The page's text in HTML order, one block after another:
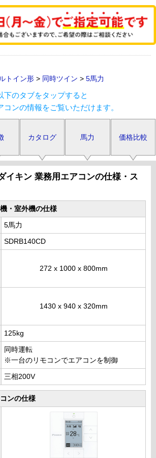
トイン形 > 同時ツイン > 5馬力
下のタブをタップすると
コンの情報をご覧いただけます。
カタログ 馬力 価格比較
イキン 業務用エアコンの仕様・ス
・室外機の仕様
5馬力
SDRB140CD
272 x 1000 x 800mm
1430 x 940 x 320mm
125kg
同時運転
※一台のリモコンでエアコンを制御
三相200V
ンの仕様